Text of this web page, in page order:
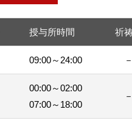
授与所時間 祈
09:00～24:00 －
00:00～02:00
07:00～18:00
－